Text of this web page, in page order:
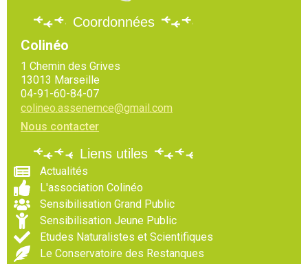
Coordonnées
Colinéo
1 Chemin des Grives
13013 Marseille
04-91-60-84-07
colineo.assenemce@gmail.com
Nous contacter
Liens utiles
Actualités
L'association Colinéo
Sensibilisation Grand Public
Sensibilisation Jeune Public
Etudes Naturalistes et Scientifiques
Le Conservatoire des Restanques